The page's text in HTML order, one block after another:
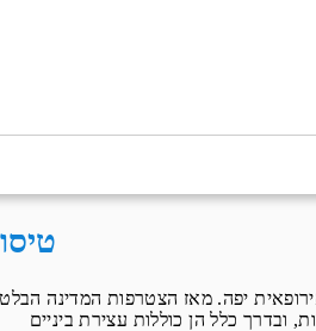
יפה. מאז הצטרפות המדינה